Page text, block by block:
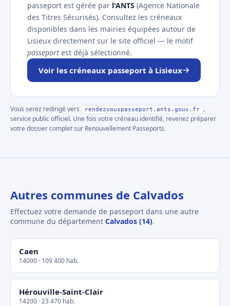
passeport est gérée par l'ANTS (Agence Nationale
des Titres Sécurisés). Consultez les créneaux
disponibles dans les mairies équipées autour de
Lisieux directement sur le site officiel — le motif
passeport est déjà sélectionné.
Voir les créneaux passeport à Lisieux
Vous serez redirigé vers rendezvouspasseport.ants.gouv.fr
,
service public officiel. Une fois votre créneau identifié, revenez préparer
votre dossier complet sur Renouvellement Passeports.
Autres communes de Calvados
Effectuez votre demande de passeport dans une autre
commune du département Calvados (14).
Caen
14000 · 109 400 hab.
Hérouville-Saint-Clair
14200 · 23 470 hab.